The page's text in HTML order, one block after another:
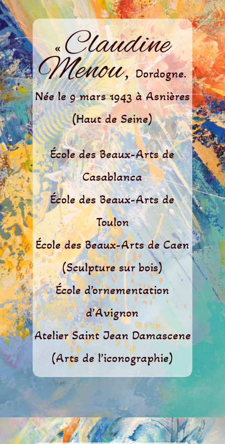
«Claudine
Menou,Dordogne.
Née le 9 mars 1943 à Asnières
(Haut de Seine)
École des Beaux-Arts de
Casablanca
École des Beaux-Arts de
Toulon
École des Beaux-Arts de Caen
(Sculpture sur bois)
École d’ornementation
d’Avignon
Atelier Saint Jean Damascene
(Arts de l’iconographie)